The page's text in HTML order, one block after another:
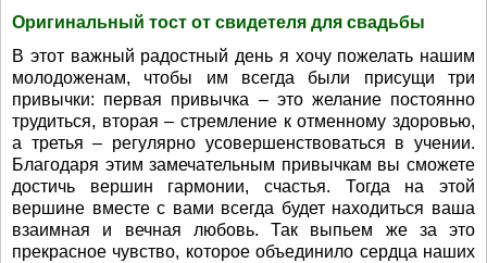
Оригинальный тост от свидетеля для свадьбы
В этот важный радостный день я хочу пожелать нашим
молодоженам, чтобы им всегда были присущи три
привычки: первая привычка – это желание постоянно
трудиться, вторая – стремление к отменному здоровью,
а третья – регулярно усовершенствоваться в учении.
Благодаря этим замечательным привычкам вы сможете
достичь вершин гармонии, счастья. Тогда на этой
вершине вместе с вами всегда будет находиться ваша
взаимная и вечная любовь. Так выпьем же за это
прекрасное чувство, которое объединило сердца наших